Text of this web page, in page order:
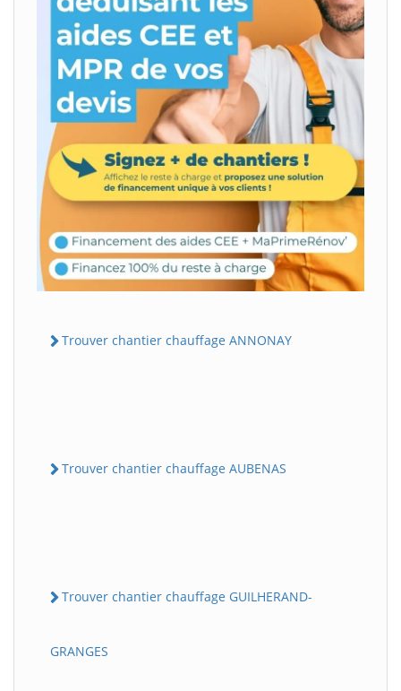
Trouver chantier chauffage ANNONAY
Trouver chantier chauffage AUBENAS
Trouver chantier chauffage GUILHERAND-
GRANGES